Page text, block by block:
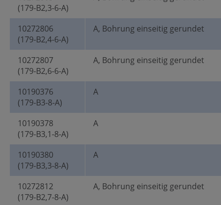
(179-B2,3-6-A)
10272806
(179-B2,4-6-A)
A, Bohrung einseitig gerundet
10272807
(179-B2,6-6-A)
A, Bohrung einseitig gerundet
10190376
(179-B3-8-A)
A
10190378
(179-B3,1-8-A)
A
10190380
(179-B3,3-8-A)
A
10272812
(179-B2,7-8-A)
A, Bohrung einseitig gerundet